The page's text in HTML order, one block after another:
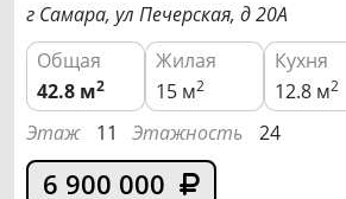
г Самара, ул Печерская, д 20А
Общая
Жилая
Кухня
42.8 м2 15 м2 12.8 м2
Этаж 11 Этажность 24
6 900 000